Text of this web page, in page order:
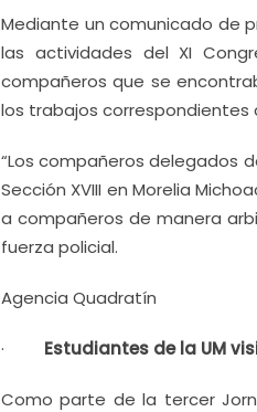
Mediante un comunicado de
las actividades del XI
compañeros que se
los trabajos correspondientes
“Los compañeros delegados
Sección XVIII en Morelia
a compañeros de manera
fuerza policial.
Agencia Quadratín
· Estudiantes de la UM
Como parte de la tercer